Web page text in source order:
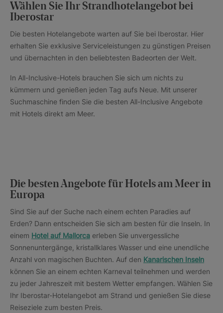
Wählen Sie Ihr Strandhotelangebot bei
Iberostar
Die besten Hotelangebote warten auf Sie bei Iberostar. Hier
erhalten Sie exklusive Serviceleistungen zu günstigen Preisen
und übernachten in den beliebtesten Badeorten der Welt.
In All-Inclusive-Hotels brauchen Sie sich um nichts zu
kümmern und genießen jeden Tag aufs Neue. Mit unserer
Suchmaschine finden Sie die besten All-Inclusive Angebote
mit Hotels direkt am Meer.
Die besten Angebote für Hotels am Meer in
Europa
Sind Sie auf der Suche nach einem echten Paradies auf
Erden? Dann entscheiden Sie sich am besten für die Inseln. In
einem Hotel auf Mallorca erleben Sie unvergessliche
Sonnenuntergänge, kristallklares Wasser und eine unendliche
Anzahl von magischen Buchten. Auf den Kanarischen Inseln
können Sie an einem echten Karneval teilnehmen und werden
zu jeder Jahreszeit mit bestem Wetter empfangen. Wählen Sie
Ihr Iberostar-Hotelangebot am Strand und genießen Sie diese
Reiseziele zum besten Preis.